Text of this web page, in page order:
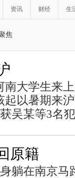
资讯 财经 生
焦
大学生来
起以暑期来
吴某等3名
原籍
躺在南京马